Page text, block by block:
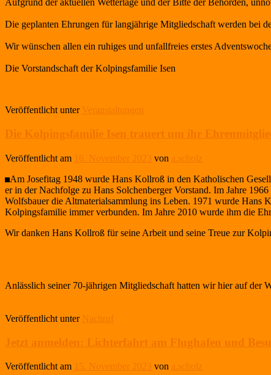
Aufgrund der aktuellen Wetterlage und der Bitte der Behörden,
Die geplanten Ehrungen für langjährige Mitgliedschaft werden bei
Wir wünschen allen ein ruhiges und unfallfreies erstes
Die Vorstandschaft der Kolpingsfamilie Isen
Veröffentlicht unter Veranstaltungen
Die Kolpingsfamilie Isen trauert um ihr
Veröffentlicht am 16. November 2023 von a.scholz
Am Josefitag 1948 wurde Hans Kollroß in den Katholischen
er in der Nachfolge zu Hans Solchenberger Vorstand. Im Jahre
Wolfsbauer die Altmaterialsammlung ins Leben. 1971 wurde Hans
Kolpingsfamilie immer verbunden. Im Jahre 2010 wurde ihm die
Wir danken Hans Kollroß für seine Arbeit und seine Treue zur
Anlässlich seiner 70-jährigen Mitgliedschaft hatten wir hier auf der
Veröffentlicht unter Nachruf
Jetzt anmelden: Lichterfahrt am Flughafen und
Veröffentlicht am 15. November 2023 von a.scholz